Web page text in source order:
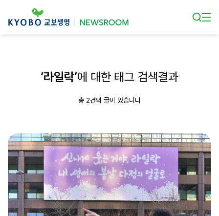
‘라일락’에 대한 태그 검색결과
총 2건의 글이 있습니다